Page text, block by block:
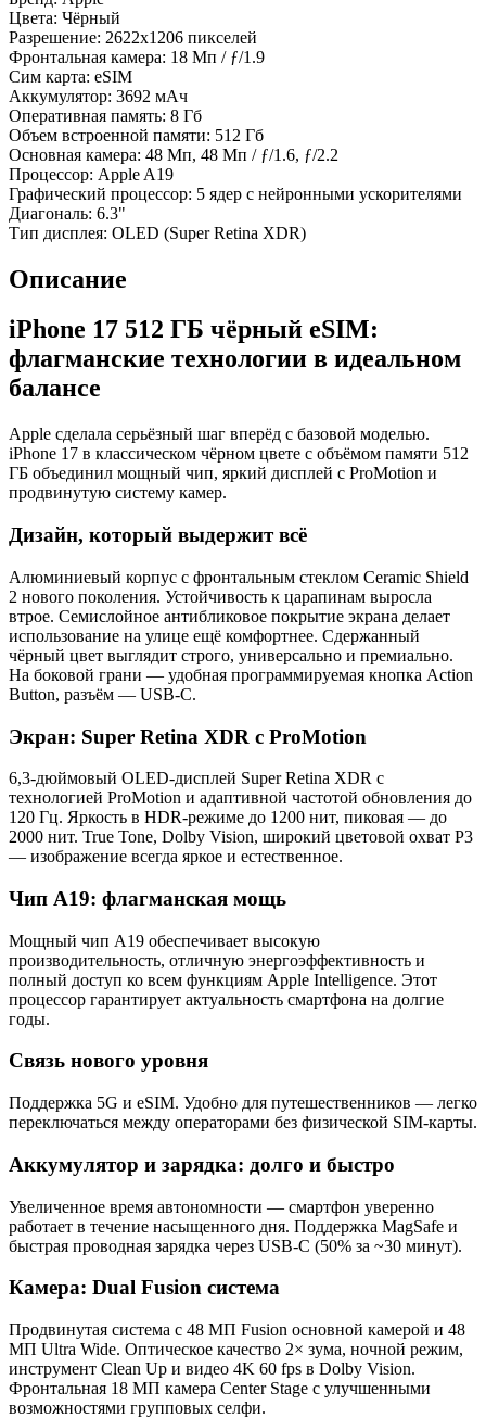
Цвета: Чёрный
Разрешение: 2622x1206 пикселей
Фронтальная камера: 18 Мп / ƒ/1.9
Сим карта: eSIM
Аккумулятор: 3692 мАч
Оперативная память: 8 Гб
Объем встроенной памяти: 512 Гб
Основная камера: 48 Мп, 48 Мп / ƒ/1.6, ƒ/2.2
Процессор: Apple A19
Графический процессор: 5 ядер с нейронными ускорителями
Диагональ: 6.3"
Тип дисплея: OLED (Super Retina XDR)
Описание
iPhone 17 512 ГБ чёрный eSIM:
флагманские технологии в идеальном
балансе
Apple сделала серьёзный шаг вперёд с базовой моделью.
iPhone 17 в классическом чёрном цвете с объёмом памяти 512
ГБ объединил мощный чип, яркий дисплей с ProMotion и
продвинутую систему камер.
Дизайн, который выдержит всё
Алюминиевый корпус с фронтальным стеклом Ceramic Shield
2 нового поколения. Устойчивость к царапинам выросла
втрое. Семислойное антибликовое покрытие экрана делает
использование на улице ещё комфортнее. Сдержанный
чёрный цвет выглядит строго, универсально и премиально.
На боковой грани — удобная программируемая кнопка Action
Button, разъём — USB-C.
Экран: Super Retina XDR с ProMotion
6,3-дюймовый OLED-дисплей Super Retina XDR с
технологией ProMotion и адаптивной частотой обновления до
120 Гц. Яркость в HDR-режиме до 1200 нит, пиковая — до
2000 нит. True Tone, Dolby Vision, широкий цветовой охват P3
— изображение всегда яркое и естественное.
Чип A19: флагманская мощь
Мощный чип A19 обеспечивает высокую
производительность, отличную энергоэффективность и
полный доступ ко всем функциям Apple Intelligence. Этот
процессор гарантирует актуальность смартфона на долгие
годы.
Связь нового уровня
Поддержка 5G и eSIM. Удобно для путешественников — легко
переключаться между операторами без физической SIM-карты.
Аккумулятор и зарядка: долго и быстро
Увеличенное время автономности — смартфон уверенно
работает в течение насыщенного дня. Поддержка MagSafe и
быстрая проводная зарядка через USB-C (50% за ~30 минут).
Камера: Dual Fusion система
Продвинутая система с 48 МП Fusion основной камерой и 48
МП Ultra Wide. Оптическое качество 2× зума, ночной режим,
инструмент Clean Up и видео 4K 60 fps в Dolby Vision.
Фронтальная 18 МП камера Center Stage с улучшенными
возможностями групповых селфи.